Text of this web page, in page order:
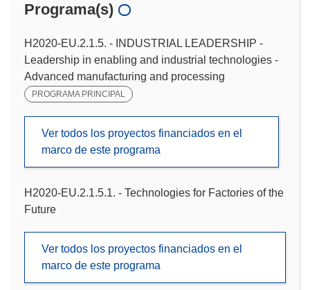
Programa(s)
H2020-EU.2.1.5. - INDUSTRIAL LEADERSHIP -
Leadership in enabling and industrial technologies -
Advanced manufacturing and processing
PROGRAMA PRINCIPAL
Ver todos los proyectos financiados en el
marco de este programa
H2020-EU.2.1.5.1. - Technologies for Factories of the
Future
Ver todos los proyectos financiados en el
marco de este programa